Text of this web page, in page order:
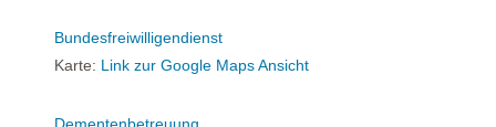
Bundesfreiwilligendienst
Karte: Link zur Google Maps Ansicht